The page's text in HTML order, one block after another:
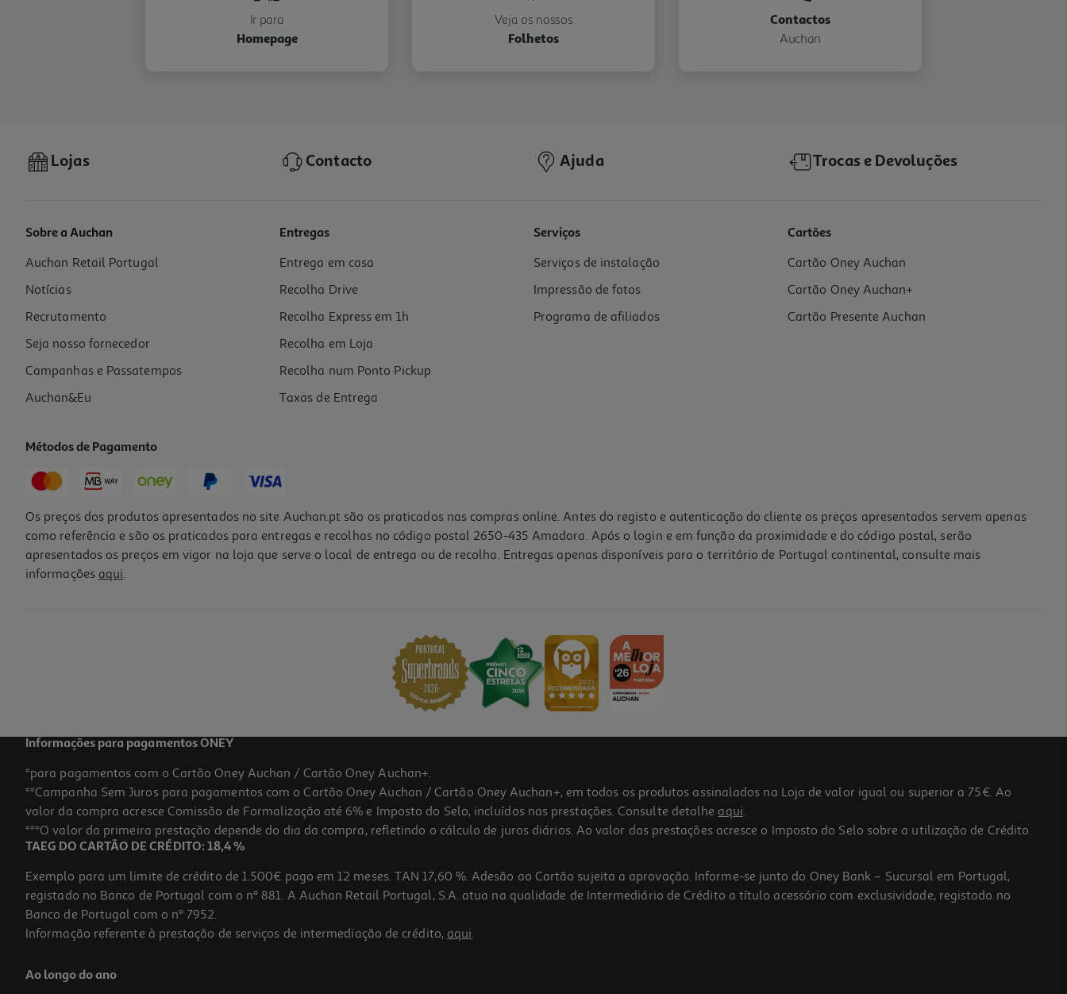
Ir para
Homepage
Veja os nossos
Folhetos
Contactos
Auchan
Lojas Contacto Ajuda Trocas e Devoluções
Sobre a Auchan
Auchan Retail Portugal
Notícias
Recrutamento
Seja nosso fornecedor
Campanhas e Passatempos
Auchan&Eu
Entregas
Entrega em casa
Recolha Drive
Recolha Express em 1h
Recolha em Loja
Recolha num Ponto Pickup
Taxas de Entrega
Serviços
Serviços de instalação
Impressão de fotos
Programa de afiliados
Cartões
Cartão Oney Auchan
Cartão Oney Auchan+
Cartão Presente Auchan
Métodos de Pagamento
Os preços dos produtos apresentados no site Auchan.pt são os praticados nas compras online. Antes do registo e autenticação do cliente os preços apresentados servem apenas
como referência e são os praticados para entregas e recolhas no código postal 2650-435 Amadora. Após o login e em função da proximidade e do código postal, serão
apresentados os preços em vigor na loja que serve o local de entrega ou de recolha. Entregas apenas disponíveis para o território de Portugal continental, consulte mais
informações aqui.
Informações para pagamentos ONEY
*para pagamentos com o Cartão Oney Auchan / Cartão Oney Auchan+.
**Campanha Sem Juros para pagamentos com o Cartão Oney Auchan / Cartão Oney Auchan+, em todos os produtos assinalados na Loja de valor igual ou superior a 75€. Ao
valor da compra acresce Comissão de Formalização até 6% e Imposto do Selo, incluídos nas prestações. Consulte detalhe aqui.
***O valor da primeira prestação depende do dia da compra, refletindo o cálculo de juros diários. Ao valor das prestações acresce o Imposto do Selo sobre a utilização de Crédito.
TAEG DO CARTÃO DE CRÉDITO: 18,4 %
Exemplo para um limite de crédito de 1.500€ pago em 12 meses. TAN 17,60 %. Adesão ao Cartão sujeita a aprovação. Informe-se junto do Oney Bank – Sucursal em Portugal,
registado no Banco de Portugal com o nº 881. A Auchan Retail Portugal, S.A. atua na qualidade de Intermediário de Crédito a título acessório com exclusividade, registado no
Banco de Portugal com o nº 7952.
Informação referente à prestação de serviços de intermediação de crédito, aqui.
Ao longo do ano